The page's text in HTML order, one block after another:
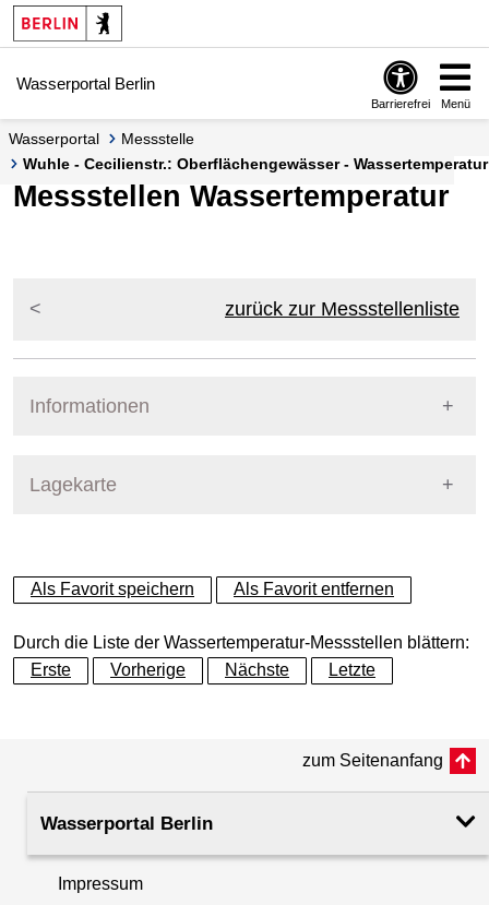
Springe zur Navigation
Springe zum Inhalt
Wasserportal Berlin
Barrierefrei Menü
Wasserportal
Messstelle
Wuhle - Cecilienstr.: Oberflächengewässer -
Messstellen Wassertemperatur
zurück zur Messstellenliste
Informationen
Lagekarte
+
−
Als Favorit speichern Als Favorit entfernen
Durch die Liste der Wassertemperatur-Messstellen blättern:
Erste
Vorherige Nächste Letzte
zum Seitenanfang
Wasserportal Berlin
Impressum